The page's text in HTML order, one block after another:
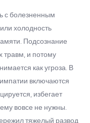
с болезненным
холодность
Подсознание
травм, и потому
как угроза. В
включаются
избегает
вовсе не нужны.
тяжелый развод